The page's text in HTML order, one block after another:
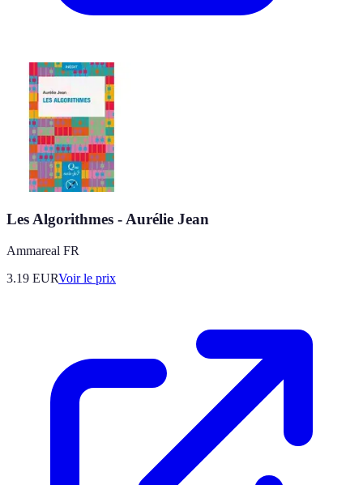
Les Algorithmes - Aurélie Jean
Ammareal FR
3.19 EURVoir le prix